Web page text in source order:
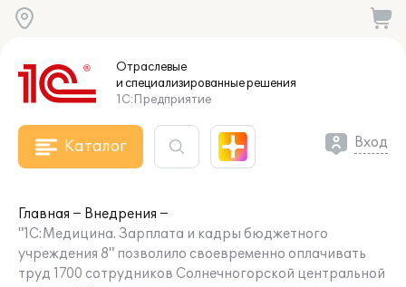
Отраслевые
и специализированныерешения
1С:Предприятие
Каталог Вход
Главная
Внедрения
"1С:Медицина. Зарплата и кадры бюджетного
учреждения 8" позволило своевременно оплачивать
труд 1700 сотрудников Солнечногорской центральной